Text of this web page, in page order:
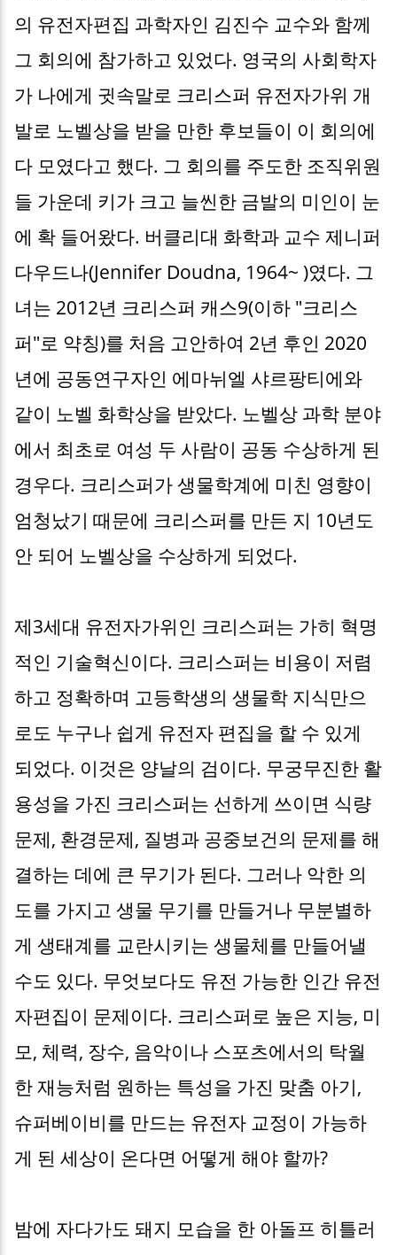
의 유전자편집 과학자인 김진수 교수와 함께
그 회의에 참가하고 있었다. 영국의 사회학자
가 나에게 귓속말로 크리스퍼 유전자가위 개
발로 노벨상을 받을 만한 후보들이 이 회의에
다 모였다고 했다. 그 회의를 주도한 조직위원
들 가운데 키가 크고 늘씬한 금발의 미인이 눈
에 확 들어왔다. 버클리대 화학과 교수 제니퍼
다우드나(Jennifer Doudna, 1964~ )였다. 그
녀는 2012년 크리스퍼 캐스9(이하 "크리스
퍼"로 약칭)를 처음 고안하여 2년 후인 2020
년에 공동연구자인 에마뉘엘 샤르팡티에와
같이 노벨 화학상을 받았다. 노벨상 과학 분야
에서 최초로 여성 두 사람이 공동 수상하게 된
경우다. 크리스퍼가 생물학계에 미친 영향이
엄청났기 때문에 크리스퍼를 만든 지 10년도
안 되어 노벨상을 수상하게 되었다.
제3세대 유전자가위인 크리스퍼는 가히 혁명
적인 기술혁신이다. 크리스퍼는 비용이 저렴
하고 정확하며 고등학생의 생물학 지식만으
로도 누구나 쉽게 유전자 편집을 할 수 있게
되었다. 이것은 양날의 검이다. 무궁무진한 활
용성을 가진 크리스퍼는 선하게 쓰이면 식량
문제, 환경문제, 질병과 공중보건의 문제를 해
결하는 데에 큰 무기가 된다. 그러나 악한 의
도를 가지고 생물 무기를 만들거나 무분별하
게 생태계를 교란시키는 생물체를 만들어낼
수도 있다. 무엇보다도 유전 가능한 인간 유전
자편집이 문제이다. 크리스퍼로 높은 지능, 미
모, 체력, 장수, 음악이나 스포츠에서의 탁월
한 재능처럼 원하는 특성을 가진 맞춤 아기,
슈퍼베이비를 만드는 유전자 교정이 가능하
게 된 세상이 온다면 어떻게 해야 할까?
밤에 자다가도 돼지 모습을 한 아돌프 히틀러